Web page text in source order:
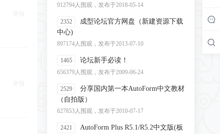
912794人围观，发布于2018-05-14
2352
成型论坛官方网盘（新建资源下载
中心)
897174人围观，发布于2013-07-10
1465 论坛新手必读！
656379人围观，发布于2009-06-24
2529
分享国内第一本AutoForm中文教材
（自拍版）
627853人围观，发布于2010-07-17
2421
AutoForm Plus R5.1/R5.2中文版(板